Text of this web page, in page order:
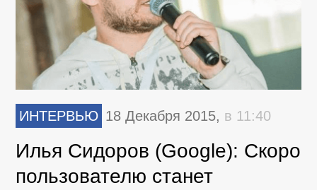
ИНТЕРВЬЮ 18 Декабря 2015, в 11:40
Илья Сидоров (Google): Скоро
пользователю станет